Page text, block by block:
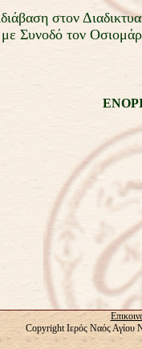
στον
Συνοδό τον
Copyright Ιερός Ναός Αγίου